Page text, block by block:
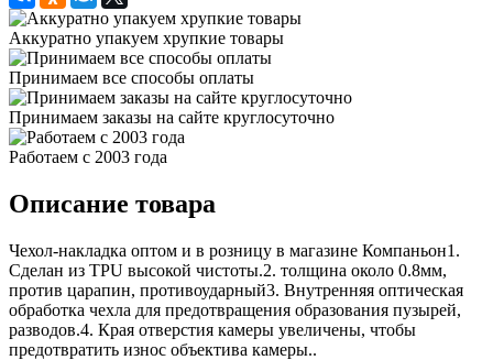
Аккуратно упакуем хрупкие товары
Принимаем все способы оплаты
Принимаем заказы на сайте круглосуточно
Работаем с 2003 года
Описание товара
Чехол-накладка оптом и в розницу в магазине Компаньон1.
Сделан из TPU высокой чистоты.2. толщина около 0.8мм,
против царапин, противоударный3. Внутренняя оптическая
обработка чехла для предотвращения образования пузырей,
разводов.4. Края отверстия камеры увеличены, чтобы
предотвратить износ объектива камеры..